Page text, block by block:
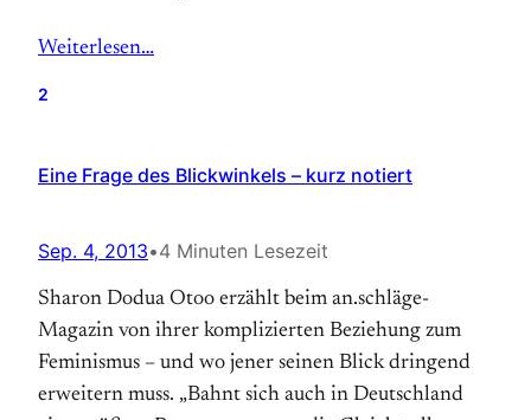
Weiterlesen…
2
Eine Frage des Blickwinkels – kurz notiert
Sep. 4, 2013•4 Minuten Lesezeit
Sharon Dodua Otoo erzählt beim an.schläge-
Magazin von ihrer komplizierten Beziehung zum
Feminismus – und wo jener seinen Blick dringend
erweitern muss. „Bahnt sich auch in Deutschland